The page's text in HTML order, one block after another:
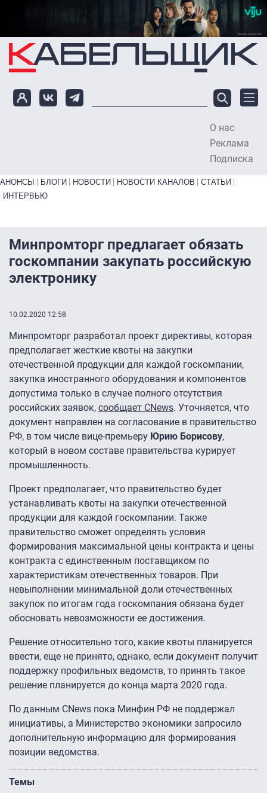
Перейти к основному содержанию
О нас
Реклама
Подписка
Primary links bottom
АНОНСЫ БЛОГИ НОВОСТИ НОВОСТИ КАНАЛОВ
СТАТЬИ
ИНТЕРВЬЮ
Минпромторг предлагает обязать
госкомпании закупать российскую
электронику
10.02.2020 12:58
Минпромторг разработал проект директивы, которая
предполагает жесткие квоты на закупки
отечественной продукции для каждой госкомпании,
закупка иностранного оборудования и компонентов
допустима только в случае полного отсутствия
российских заявок, сообщает CNews. Уточняется, что
документ направлен на согласование в правительство
РФ, в том числе вице-премьеру Юрию Борисову,
который в новом составе правительства курирует
промышленность.
Проект предполагает, что правительство будет
устанавливать квоты на закупки отечественной
продукции для каждой госкомпании. Также
правительство сможет определять условия
формирования максимальной цены контракта и цены
контракта с единственным поставщиком по
характеристикам отечественных товаров. При
невыполнении минимальной доли отечественных
закупок по итогам года госкомпания обязана будет
обосновать невозможности ее достижения.
Решение относительно того, какие квоты планируется
ввести, еще не принято, однако, если документ получит
поддержку профильных ведомств, то принять такое
решение планируется до конца марта 2020 года.
По данным CNews пока Минфин РФ не поддержал
инициативы, а Министерство экономики запросило
дополнительную информацию для формирования
позиции ведомства.
Темы